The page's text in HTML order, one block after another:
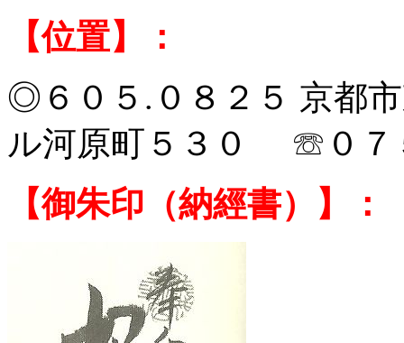
【位置】：
◎６０５.０８２５ 京都
ル河原町５３０ ☏０７
【御朱印（納經書）】：